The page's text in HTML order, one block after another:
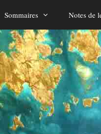
Sommaires Notes de